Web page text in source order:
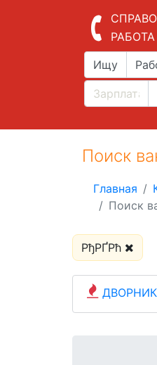
Ищу
Поиск
Главная
Поиск
РђРҐРћ
ДВОРНИК